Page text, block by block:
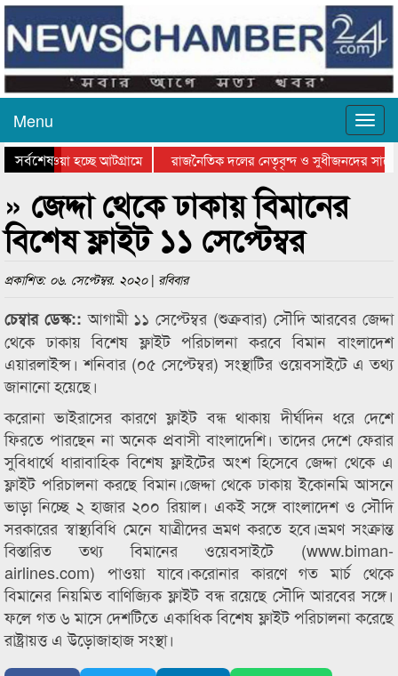
Menu
সর্বশেষ
যাওয়া হচ্ছে আটগ্রামে
রাজনৈতিক দলের নেতৃবৃন্দ ও সুধীজনদের সাথে
সিলেটে বাংলাদেশ গ্রুপ থিয়েটার
» জেদ্দা থেকে ঢাকায় বিমানের
বিশেষ ফ্লাইট ১১ সেপ্টেম্বর
প্রকাশিত: ০৬. সেপ্টেম্বর. ২০২০ | রবিবার
চেম্বার ডেস্ক::আগামী ১১ সেপ্টেম্বর (শুক্রবার) সৌদি আরবের জেদ্দা
থেকে ঢাকায় বিশেষ ফ্লাইট পরিচালনা করবে বিমান বাংলাদেশ
এয়ারলাইন্স। শনিবার (০৫ সেপ্টেম্বর) সংস্থাটির ওয়েবসাইটে এ তথ্য
জানানো হয়েছে।
করোনা ভাইরাসের কারণে ফ্লাইট বন্ধ থাকায় দীর্ঘদিন ধরে দেশে
ফিরতে পারছেন না অনেক প্রবাসী বাংলাদেশি। তাদের দেশে ফেরার
সুবিধার্থে ধারাবাহিক বিশেষ ফ্লাইটের অংশ হিসেবে জেদ্দা থেকে এ
ফ্লাইট পরিচালনা করছে বিমান।জেদ্দা থেকে ঢাকায় ইকোনমি আসনে
ভাড়া নিচ্ছে ২ হাজার ২০০ রিয়াল। একই সঙ্গে বাংলাদেশ ও সৌদি
সরকারের স্বাস্থ্যবিধি মেনে যাত্রীদের ভ্রমণ করতে হবে।ভ্রমণ সংক্রান্ত
বিস্তারিত তথ্য বিমানের ওয়েবসাইটে (www.biman-
airlines.com) পাওয়া যাবে।করোনার কারণে গত মার্চ থেকে
বিমানের নিয়মিত বাণিজ্যিক ফ্লাইট বন্ধ রয়েছে সৌদি আরবের সঙ্গে।
ফলে গত ৬ মাসে দেশটিতে একাধিক বিশেষ ফ্লাইট পরিচালনা করেছে
রাষ্ট্রায়ত্ত এ উড়োজাহাজ সংস্থা।